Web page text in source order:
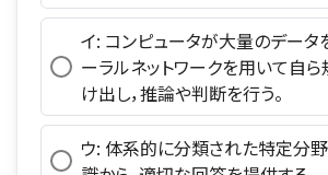
イ: コンピュータが大量のデータ
ーラルネットワークを用いて自
け出し，推論や判断を行う。
ウ: 体系的に分類された特定分